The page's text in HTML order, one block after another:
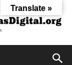
Translate »